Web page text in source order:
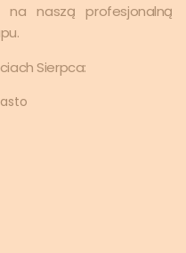
na naszą profesjonalną
Sierpca: